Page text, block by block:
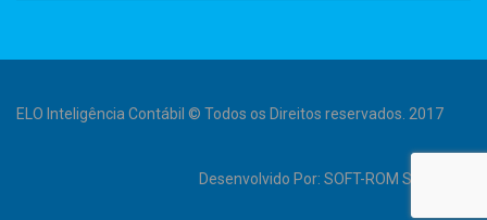
ELO Inteligência Contábil © Todos os Direitos reservados. 2017
Desenvolvido Por: SOFT-ROM Sistemas